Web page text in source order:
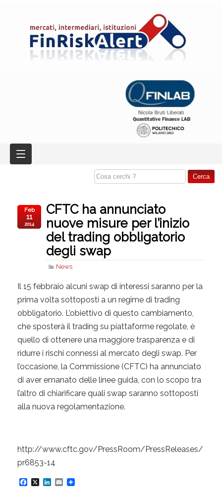
CFTC ha annunciato
nuove misure per l’inizio
del trading obbligatorio
degli swap
News
Feb
11
2014
Il 15 febbraio alcuni swap di interessi saranno per la
prima volta sottoposti a un regime di trading
obbligatorio. L’obiettivo di questo cambiamento,
che sposterà il trading su piattaforme regolate, è
quello di ottenere una maggiore trasparenza e di
ridurre i rischi connessi al mercato degli swap. Per
l’occasione, la Commissione (CFTC) ha annunciato
di aver emanato delle linee guida, con lo scopo tra
l’altro di chiarificare quali swap saranno sottoposti
alla nuova regolamentazione.
http://www.cftc.gov/PressRoom/PressReleases/
pr6853-14
F
X
L
E